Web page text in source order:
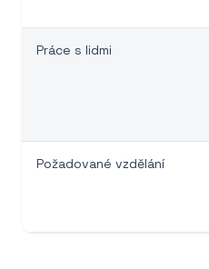
Práce s lidmi
Požadované vzdělání